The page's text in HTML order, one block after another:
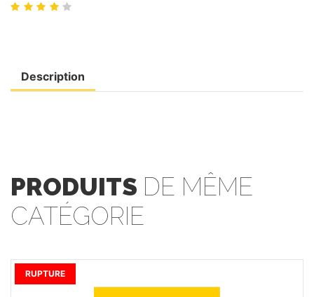
Description
PRODUITS DE MÊME
CATÉGORIE
RUPTURE